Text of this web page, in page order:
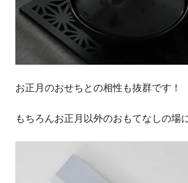
お正月のおせちとの相性も抜群です！
もちろんお正月以外のおもてなしの場